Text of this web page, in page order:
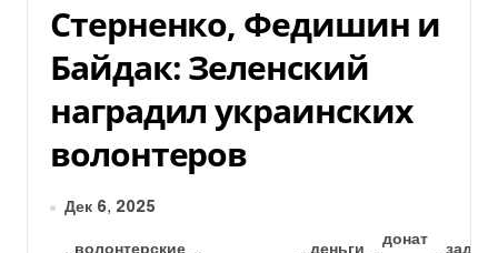
Стерненко, Федишин и
Байдак: Зеленский
наградил украинских
волонтеров
Дек 6, 2025
волонтерские
деньги
донат